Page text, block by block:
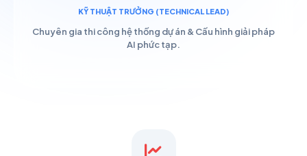
KỸ THUẬT TRƯỞNG (TECHNICAL LEAD)
Chuyên gia thi công hệ thống dự án & Cấu hình giải pháp
AI phức tạp.